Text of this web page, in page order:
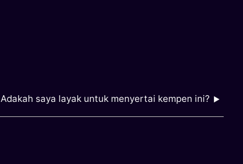
Adakah saya layak untuk menyertai kempen ini?